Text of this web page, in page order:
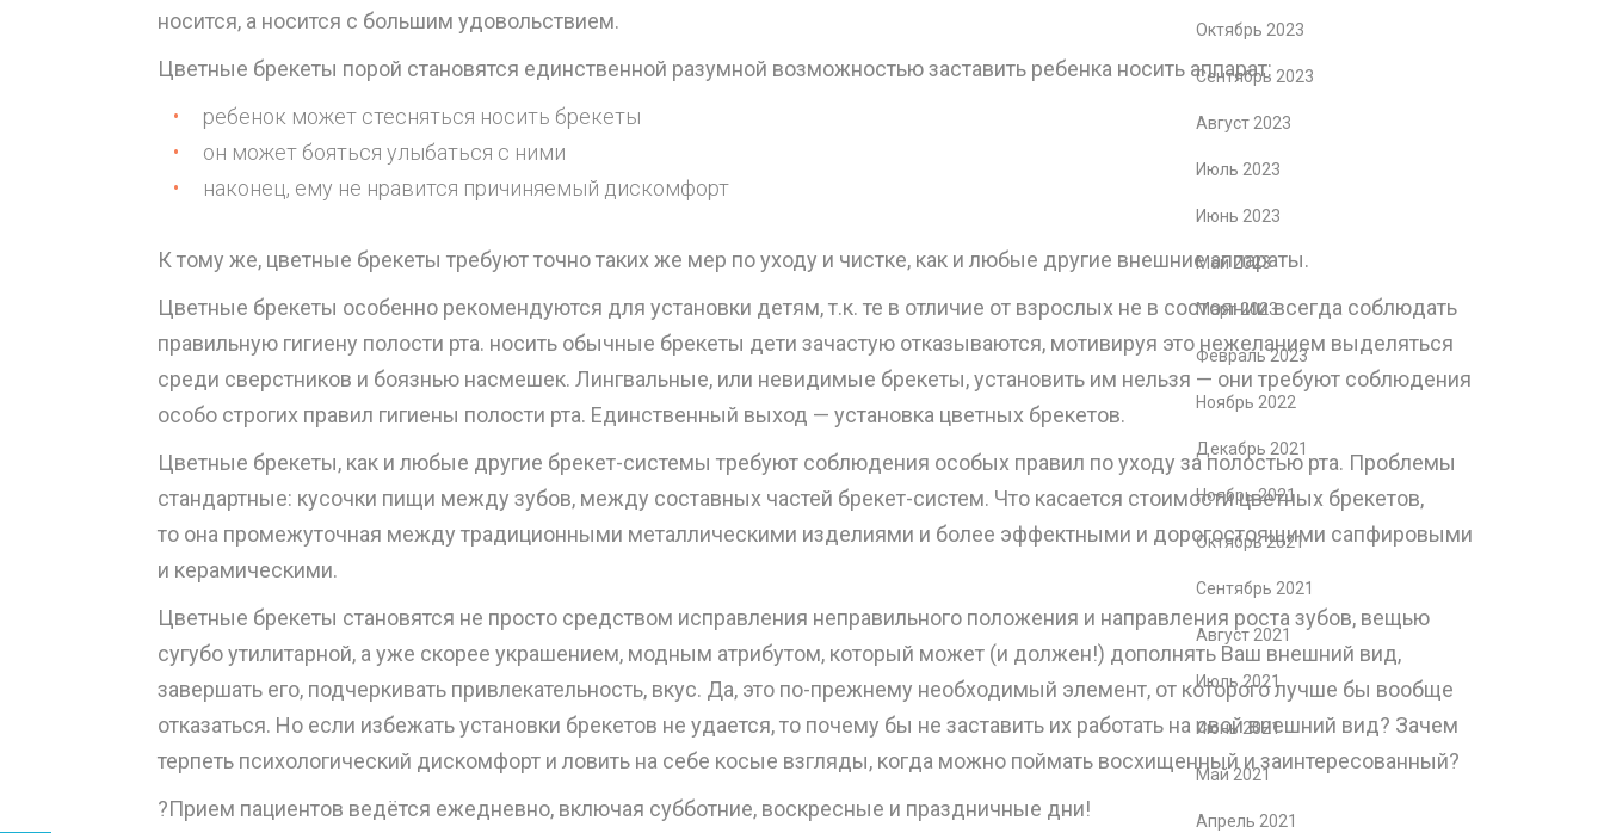
носится, а носится с большим удовольствием.
Цветные брекеты порой становятся единственной разумной возможностью заставить ребенка носить аппарат:
ребенок может стесняться носить брекеты
он может бояться улыбаться с ними
наконец, ему не нравится причиняемый дискомфорт
К тому же, цветные брекеты требуют точно таких же мер по уходу и чистке, как и любые другие внешние аппараты.
Цветные брекеты особенно рекомендуются для установки детям, т.к. те в отличие от взрослых не в состоянии всегда соблюдать
правильную гигиену полости рта. носить обычные брекеты дети зачастую отказываются, мотивируя это нежеланием выделяться
среди сверстников и боязнью насмешек. Лингвальные, или невидимые брекеты, установить им нельзя — они требуют соблюдения
особо строгих правил гигиены полости рта. Единственный выход — установка цветных брекетов.
Цветные брекеты, как и любые другие брекет-системы требуют соблюдения особых правил по уходу за полостью рта. Проблемы
стандартные: кусочки пищи между зубов, между составных частей брекет-систем. Что касается стоимости цветных брекетов,
то она промежуточная между традиционными металлическими изделиями и более эффектными и дорогостоящими сапфировыми
и керамическими.
Цветные брекеты становятся не просто средством исправления неправильного положения и направления роста зубов, вещью
сугубо утилитарной, а уже скорее украшением, модным атрибутом, который может (и должен!) дополнять Ваш внешний вид,
завершать его, подчеркивать привлекательность, вкус. Да, это по-прежнему необходимый элемент, от которого лучше бы вообще
отказаться. Но если избежать установки брекетов не удается, то почему бы не заставить их работать на свой внешний вид? Зачем
терпеть психологический дискомфорт и ловить на себе косые взгляды, когда можно поймать восхищенный и заинтересованный?
?Прием пациентов ведётся ежедневно, включая субботние, воскресные и праздничные дни!
Октябрь 2023
Сентябрь 2023
Август 2023
Июль 2023
Июнь 2023
Май 2023
Март 2023
Февраль 2023
Ноябрь 2022
Декабрь 2021
Ноябрь 2021
Октябрь 2021
Сентябрь 2021
Август 2021
Июль 2021
Июнь 2021
Май 2021
Апрель 2021